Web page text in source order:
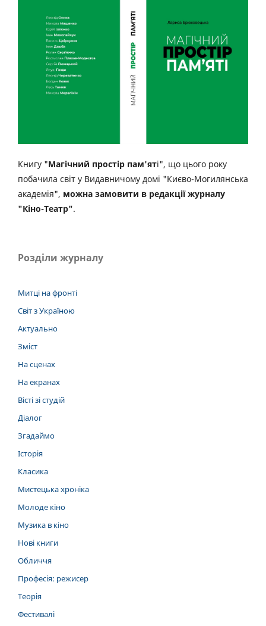
Книгу "Магічний простір пам'яті", що цього року
побачила світ у Видавничому домі "Києво-Могилянська
академія", можна замовити в редакції журналу
"Кіно-Театр".
Розділи журналу
Митці на фронті
Світ з Україною
Актуально
Зміст
На сценах
На екранах
Вісті зі студій
Діалог
Згадаймо
Історія
Класика
Мистецька хроніка
Молоде кіно
Музика в кіно
Нові книги
Обличчя
Професія: режисер
Теорія
Фестивалі